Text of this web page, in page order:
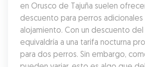
en Orusco de Tajuña suelen
descuento para perros
alojamiento. Con un descuento
equivaldría a una tarifa nocturna
para dos perros. Sin embargo,